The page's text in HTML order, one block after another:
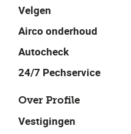
Velgen
Airco onderhoud
Autocheck
24/7 Pechservice
Over Profile
Vestigingen